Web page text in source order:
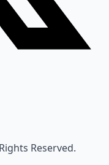
Reserved.